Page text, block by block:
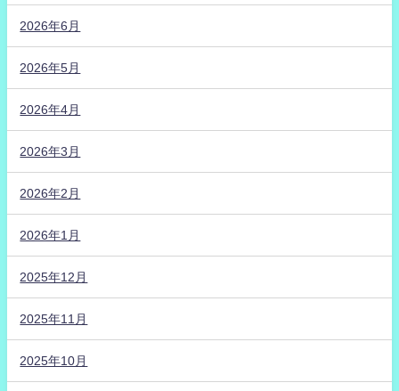
2026年6月
2026年5月
2026年4月
2026年3月
2026年2月
2026年1月
2025年12月
2025年11月
2025年10月